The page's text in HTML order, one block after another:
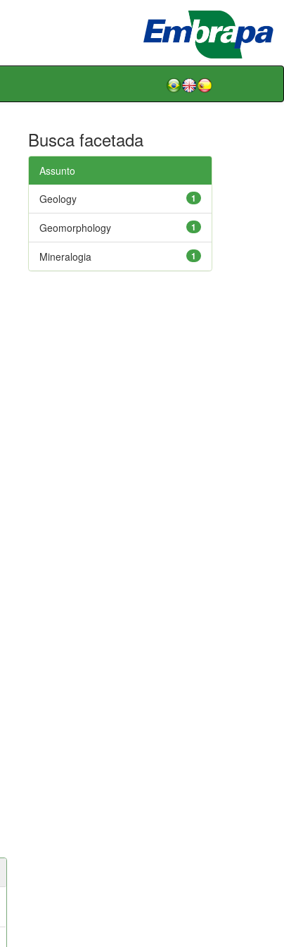
Busca facetada
Assunto
1
Geology
1
Geomorphology
1
Mineralogia